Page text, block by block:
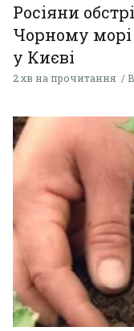
Росіяни
Чорному
у Києві
2 хв на прочитання